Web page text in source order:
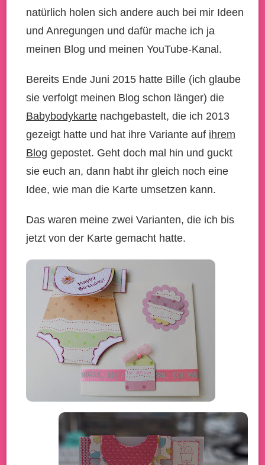
natürlich holen sich andere auch bei mir Ideen
und Anregungen und dafür mache ich ja
meinen Blog und meinen YouTube-Kanal.
Bereits Ende Juni 2015 hatte Bille (ich glaube
sie verfolgt meinen Blog schon länger) die
Babybodykarte nachgebastelt, die ich 2013
gezeigt hatte und hat ihre Variante auf ihrem
Blog gepostet. Geht doch mal hin und guckt
sie euch an, dann habt ihr gleich noch eine
Idee, wie man die Karte umsetzen kann.
Das waren meine zwei Varianten, die ich bis
jetzt von der Karte gemacht hatte.